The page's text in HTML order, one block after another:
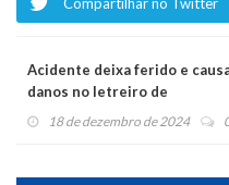
Compartilhar no Twitter
Acidente deixa ferido e
danos no letreiro de
Montenegro
18 de dezembro de 2024